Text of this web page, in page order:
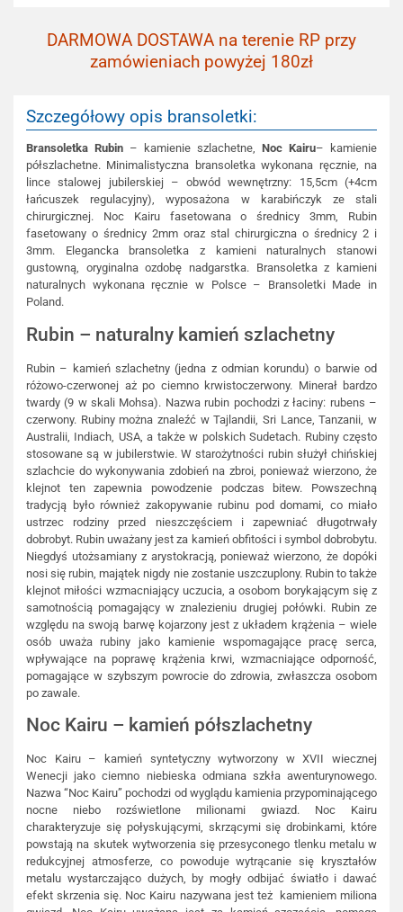
DARMOWA DOSTAWA na terenie RP przy
zamówieniach powyżej 180zł
Szczegółowy opis bransoletki:
Bransoletka Rubin – kamienie szlachetne, Noc Kairu– kamienie
półszlachetne. Minimalistyczna bransoletka wykonana ręcznie, na
lince stalowej jubilerskiej – obwód wewnętrzny: 15,5cm (+4cm
łańcuszek regulacyjny), wyposażona w karabińczyk ze stali
chirurgicznej. Noc Kairu fasetowana o średnicy 3mm, Rubin
fasetowany o średnicy 2mm oraz stal chirurgiczna o średnicy 2 i
3mm. Elegancka bransoletka z kamieni naturalnych stanowi
gustowną, oryginalna ozdobę nadgarstka. Bransoletka z kamieni
naturalnych wykonana ręcznie w Polsce – Bransoletki Made in
Poland.
Rubin – naturalny kamień szlachetny
Rubin – kamień szlachetny (jedna z odmian korundu) o barwie od
różowo-czerwonej aż po ciemno krwistoczerwony. Minerał bardzo
twardy (9 w skali Mohsa). Nazwa rubin pochodzi z łaciny: rubens –
czerwony. Rubiny można znaleźć w Tajlandii, Sri Lance, Tanzanii, w
Australii, Indiach, USA, a także w polskich Sudetach. Rubiny często
stosowane są w jubilerstwie. W starożytności rubin służył chińskiej
szlachcie do wykonywania zdobień na zbroi, ponieważ wierzono, że
klejnot ten zapewnia powodzenie podczas bitew. Powszechną
tradycją było również zakopywanie rubinu pod domami, co miało
ustrzec rodziny przed nieszczęściem i zapewniać długotrwały
dobrobyt. Rubin uważany jest za kamień obfitości i symbol dobrobytu.
Niegdyś utożsamiany z arystokracją, ponieważ wierzono, że dopóki
nosi się rubin, majątek nigdy nie zostanie uszczuplony. Rubin to także
klejnot miłości wzmacniający uczucia, a osobom borykającym się z
samotnością pomagający w znalezieniu drugiej połówki. Rubin ze
względu na swoją barwę kojarzony jest z układem krążenia – wiele
osób uważa rubiny jako kamienie wspomagające pracę serca,
wpływające na poprawę krążenia krwi, wzmacniające odporność,
pomagające w szybszym powrocie do zdrowia, zwłaszcza osobom
po zawale.
Noc Kairu – kamień półszlachetny
Noc Kairu – kamień syntetyczny wytworzony w XVII wiecznej
Wenecji jako ciemno niebieska odmiana szkła awenturynowego.
Nazwa “Noc Kairu” pochodzi od wyglądu kamienia przypominającego
nocne niebo rozświetlone milionami gwiazd. Noc Kairu
charakteryzuje się połyskującymi, skrzącymi się drobinkami, które
powstają na skutek wytworzenia się przesyconego tlenku metalu w
redukcyjnej atmosferze, co powoduje wytrącanie się kryształów
metalu wystarczająco dużych, by mogły odbijać światło i dawać
efekt skrzenia się. Noc Kairu nazywana jest też kamieniem miliona